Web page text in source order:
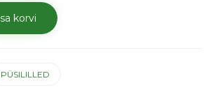
korvi
PÜSILILLED